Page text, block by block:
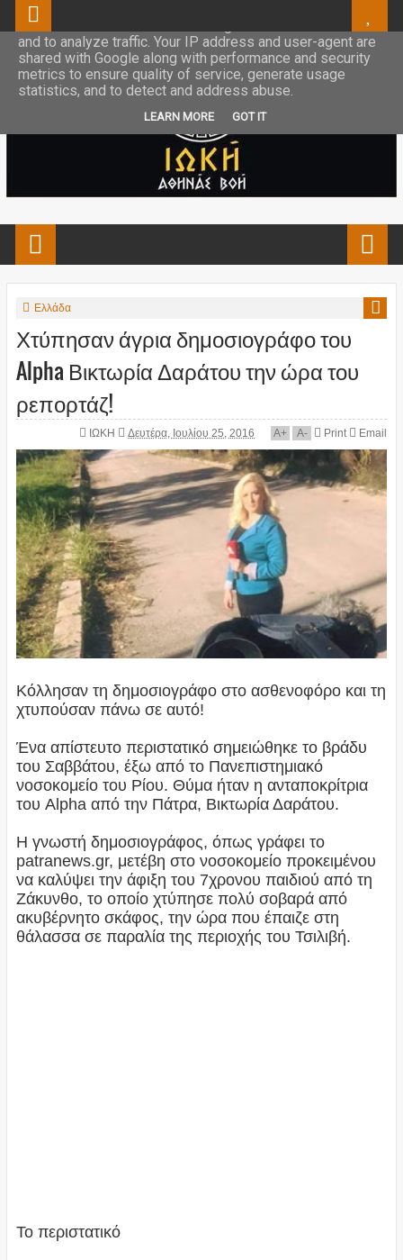
Ελλάδα
Χτύπησαν άγρια δημοσιογράφο του
Alpha Βικτωρία Δαράτου την ώρα του
ρεπορτάζ!
ΙΩΚΗ Δευτέρα, Ιουλίου 25, 2016 A+ A- Print Email
Κόλλησαν τη δημοσιογράφο στο ασθενοφόρο και τη
χτυπούσαν πάνω σε αυτό!
Ένα απίστευτο περιστατικό σημειώθηκε το βράδυ
του Σαββάτου, έξω από το Πανεπιστημιακό
νοσοκομείο του Ρίου. Θύμα ήταν η ανταποκρίτρια
του Alpha από την Πάτρα, Βικτωρία Δαράτου.
Η γνωστή δημοσιογράφος, όπως γράφει το
patranews.gr, μετέβη στο νοσοκομείο προκειμένου
να καλύψει την άφιξη του 7χρονου παιδιού από τη
Ζάκυνθο, το οποίο χτύπησε πολύ σοβαρά από
ακυβέρνητο σκάφος, την ώρα που έπαιζε στη
θάλασσα σε παραλία της περιοχής του Τσιλιβή.
Το περιστατικό
This site uses cookies from Google to deliver its services
and to analyze traffic. Your IP address and user-agent are
shared with Google along with performance and security
metrics to ensure quality of service, generate usage
statistics, and to detect and address abuse.
LEARN MORE GOT IT